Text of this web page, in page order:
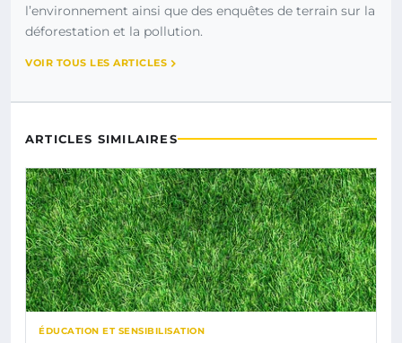
l’environnement ainsi que des enquêtes de terrain sur la
déforestation et la pollution.
VOIR TOUS LES ARTICLES
ARTICLES SIMILAIRES
ÉDUCATION ET SENSIBILISATION